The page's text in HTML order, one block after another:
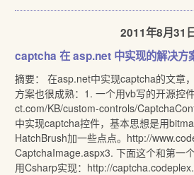
2011年8月31
captcha 在 asp.net 中实现的解决方
摘要： 在asp.net中实现captcha的文章
方案也很成熟：1. 一个用vb写的开源控
ct.com/KB/custom-controls/
中实现captcha控件，基本思想是用
HatchBrush加一些点点。http://
CaptchaImage.aspx3. 下面这个和第一
用Csharp实现：http://